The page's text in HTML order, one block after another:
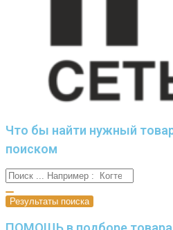
Что бы найти нужный
поиском
Результаты поиска